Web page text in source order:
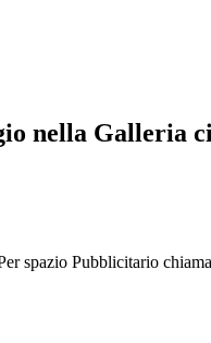
nella Galleria
spazio Pubblicitario